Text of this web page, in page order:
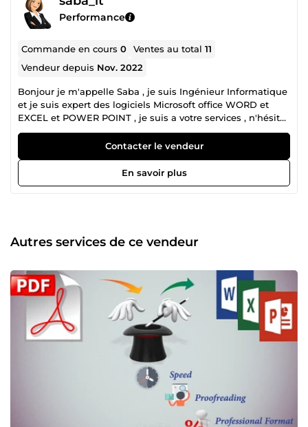
Performance
Commande en cours0 Ventes au total11
Vendeur depuis Nov. 2022
Bonjour je m'appelle Saba , je suis Ingénieur Informatique
et je suis expert des logiciels Microsoft office WORD et
EXCEL et POWER POINT , je suis a votre services , n'hésiter
pas a me contacter . cordialement .
Contacter le vendeur
En savoir plus
Autres services de ce vendeur